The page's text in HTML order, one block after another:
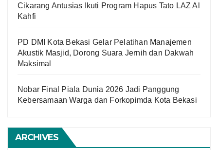
Cikarang Antusias Ikuti Program Hapus Tato LAZ Al
Kahfi
PD DMI Kota Bekasi Gelar Pelatihan Manajemen
Akustik Masjid, Dorong Suara Jernih dan Dakwah
Maksimal
Nobar Final Piala Dunia 2026 Jadi Panggung
Kebersamaan Warga dan Forkopimda Kota Bekasi
ARCHIVES